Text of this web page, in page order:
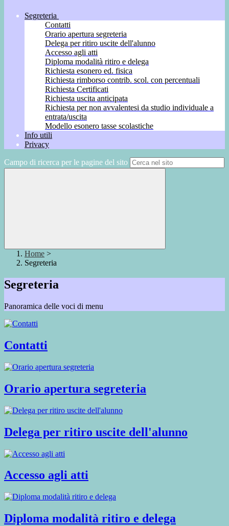
Segreteria
Contatti
Orario apertura segreteria
Delega per ritiro uscite dell'alunno
Accesso agli atti
Diploma modalità ritiro e delega
Richiesta esonero ed. fisica
Richiesta rimborso contrib. scol. con percentuali
Richiesta Certificati
Richiesta uscita anticipata
Richiesta per non avvalentesi da studio individuale a
entrata/uscita
Modello esonero tasse scolastiche
Info utili
Privacy
Campo di ricerca per le pagine del sito
Home >
Segreteria
Segreteria
Panoramica delle voci di menu
Contatti
Orario apertura segreteria
Delega per ritiro uscite dell'alunno
Accesso agli atti
Diploma modalità ritiro e delega